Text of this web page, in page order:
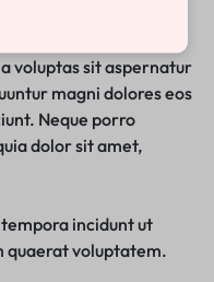
voluptas sit aspernatur
magni dolores eos
Neque porro
dolor sit amet,
tempora incidunt ut
quaerat voluptatem.